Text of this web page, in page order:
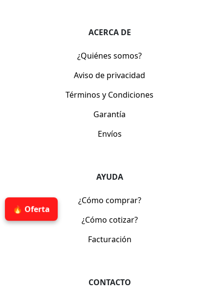
🔥 Oferta
ACERCA DE
¿Quiénes somos?
Aviso de privacidad
Términos y Condiciones
Garantía
Envíos
AYUDA
¿Cómo comprar?
¿Cómo cotizar?
Facturación
CONTACTO